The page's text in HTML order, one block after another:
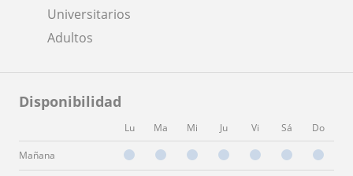
Universitarios
Adultos
Disponibilidad
Lu Ma Mi Ju Vi Sá Do
Mañana